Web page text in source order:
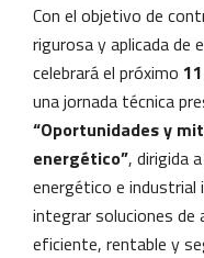
Con el objetivo de
rigurosa y aplicada
celebrará el próximo
una jornada técnica
“Oportunidades y
energético”, dirigida
energético e
integrar soluciones
eficiente, rentable y